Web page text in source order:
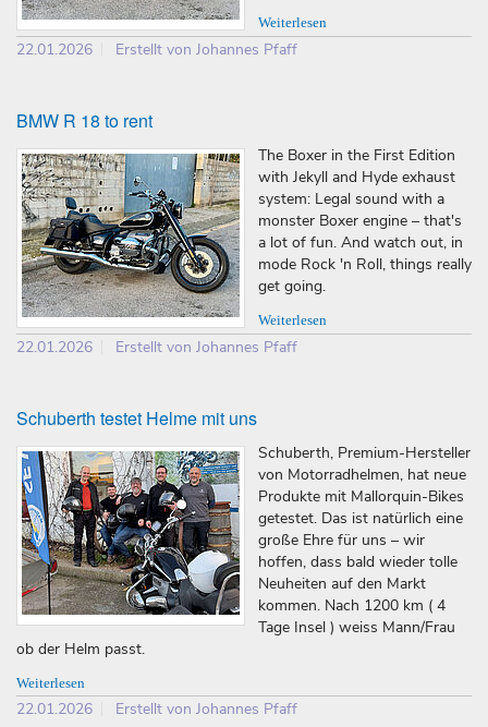
Weiterlesen
22.01.2026 Erstellt von Johannes Pfaff
BMW R 18 to rent
The Boxer in the First Edition
with Jekyll and Hyde exhaust
system: Legal sound with a
monster Boxer engine – that's
a lot of fun. And watch out, in
mode Rock 'n Roll, things really
get going.
Weiterlesen
22.01.2026 Erstellt von Johannes Pfaff
Schuberth testet Helme mit uns
Schuberth, Premium-Hersteller
von Motorradhelmen, hat neue
Produkte mit Mallorquin-Bikes
getestet. Das ist natürlich eine
große Ehre für uns – wir
hoffen, dass bald wieder tolle
Neuheiten auf den Markt
kommen. Nach 1200 km ( 4
Tage Insel ) weiss Mann/Frau
ob der Helm passt.
Weiterlesen
22.01.2026 Erstellt von Johannes Pfaff